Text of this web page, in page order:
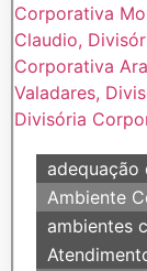
adequação
Ambiente
ambientes